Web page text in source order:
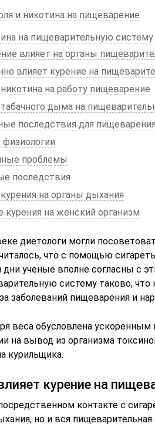
и никотина на пищеварение
на пищеварительную систему
влияет на органы
влияет курение на
на работу пищеварение
дыма на
последствия для пищеварения
проблемы
последствия
на органы дыхания
курения на женский организм
диетологи могли
что с помощью
дни ученые вполне согласны с
систему таково,
заболеваний пищеварения и
веса обусловлена
на вывод из организма
курильщика.
курение на
контакте с
но и вся